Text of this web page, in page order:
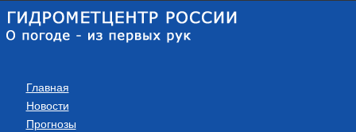
Главная
Новости
Прогнозы